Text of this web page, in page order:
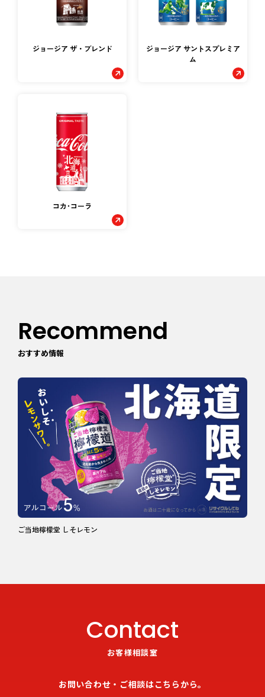
ジョージア ザ・ブレンド
ジョージア サントスプレミア
ム
コカ･コーラ
Recommend
おすすめ情報
ご当地檸檬堂 しそレモン
Contact
お客様相談室
お問い合わせ・ご相談はこちらから。